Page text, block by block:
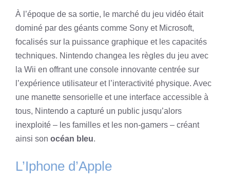
À l’époque de sa sortie, le marché du jeu vidéo était
dominé par des géants comme Sony et Microsoft,
focalisés sur la puissance graphique et les capacités
techniques. Nintendo changea les règles du jeu avec
la Wii en offrant une console innovante centrée sur
l’expérience utilisateur et l’interactivité physique. Avec
une manette sensorielle et une interface accessible à
tous, Nintendo a capturé un public jusqu’alors
inexploité – les familles et les non-gamers – créant
ainsi son océan bleu.
L’Iphone d’Apple